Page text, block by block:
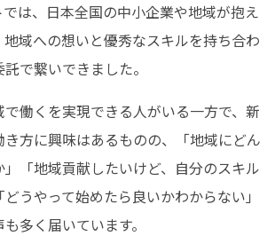
では、日本全国の中小企業や地域が抱え
域への想いと優秀なスキルを持ち合わ
で繋いできました。
働くを実現できる人がいる一方で、新
き方に興味はあるものの、「地域にどん
「地域貢献したいけど、自分のスキル
うやって始めたら良いかわからない」
多く届いています。